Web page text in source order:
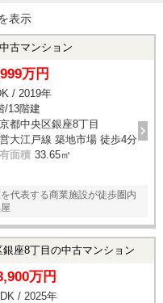
6つの強み
スタッフ紹介
お問い合わせ
表示
古マンション
万円
/ 2019年
/13階建
都中央区銀座8丁目
大江戸線 築地市場 徒歩4分
面積 33.65㎡
代表する商業施設が徒歩圏内
座8丁目の中古マンション
万円
/ 2025年